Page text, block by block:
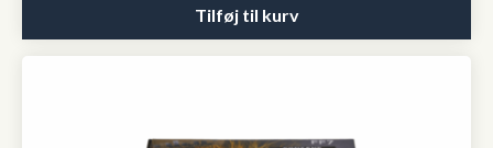
Tilføj til kurv